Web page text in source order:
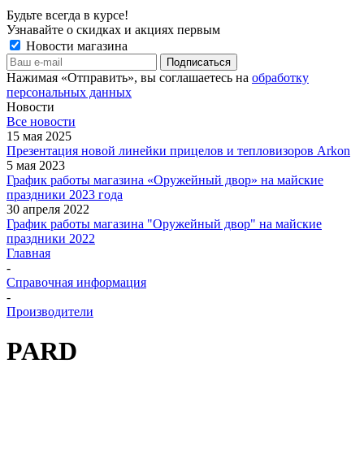
Будьте всегда в курсе!
Узнавайте о скидках и акциях первым
Новости магазина
Нажимая «Отправить», вы соглашаетесь на обработку
персональных данных
Новости
Все новости
15 мая 2025
Презентация новой линейки прицелов и тепловизоров Arkon
5 мая 2023
График работы магазина «Оружейный двор» на майские
праздники 2023 года
30 апреля 2022
График работы магазина "Оружейный двор" на майские
праздники 2022
Главная
-
Справочная информация
-
Производители
PARD